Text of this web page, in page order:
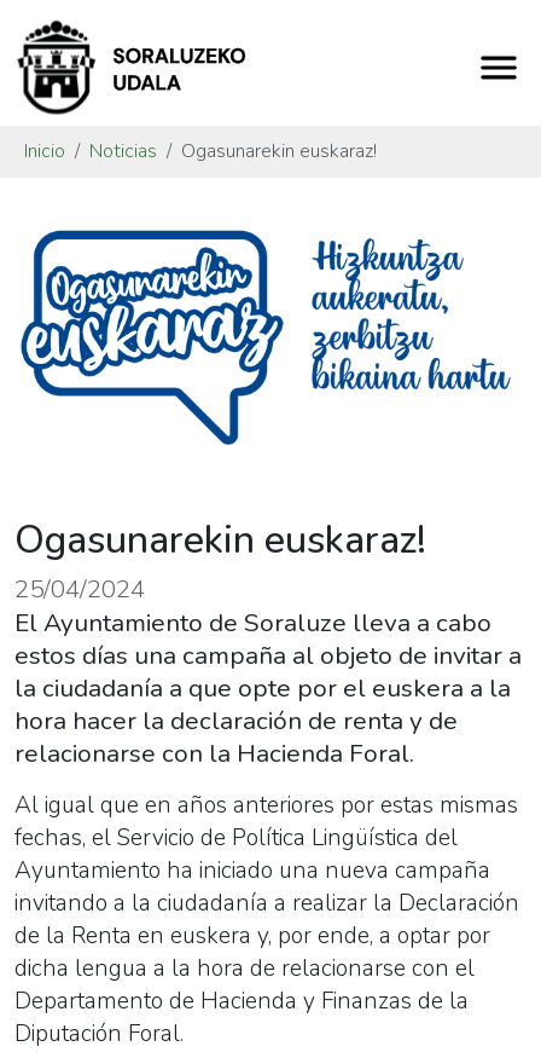
Inicio Noticias Ogasunarekin euskaraz!
Ogasunarekin euskaraz!
25/04/2024
El Ayuntamiento de Soraluze lleva a cabo
estos días una campaña al objeto de invitar a
la ciudadanía a que opte por el euskera a la
hora hacer la declaración de renta y de
relacionarse con la Hacienda Foral.
Al igual que en años anteriores por estas mismas
fechas, el Servicio de Política Lingüística del
Ayuntamiento ha iniciado una nueva campaña
invitando a la ciudadanía a realizar la Declaración
de la Renta en euskera y, por ende, a optar por
dicha lengua a la hora de relacionarse con el
Departamento de Hacienda y Finanzas de la
Diputación Foral.